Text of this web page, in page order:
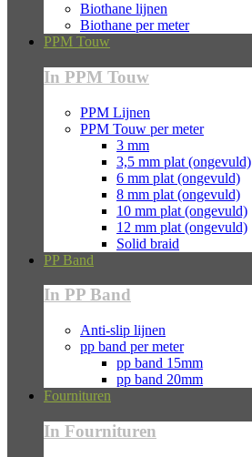
Biothane lijnen
Biothane per meter
PPM Touw
In PPM Touw
PPM Lijnen
PPM Touw per meter
3 mm
3,5 mm plat (ongevuld)
6 mm plat (ongevuld)
8 mm plat (ongevuld)
10 mm plat (ongevuld)
12 mm plat (ongevuld)
Solid braid
PP Band
In PP Band
Anti-slip lijnen
pp band per meter
pp band 15mm
pp band 20mm
Fournituren
In Fournituren